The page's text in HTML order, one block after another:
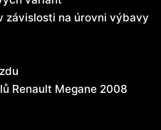
závislosti na úrovni výbavy
Renault Megane 2008